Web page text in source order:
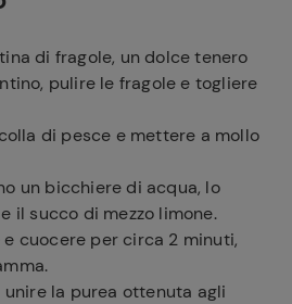
di fragole, un dolce tenero
pulire le fragole e togliere
di pesce e mettere a mollo
un bicchiere di acqua, lo
il succo di mezzo limone.
cuocere per circa 2 minuti,
la purea ottenuta agli